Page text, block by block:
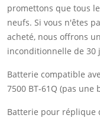
promettons que tous
neufs. Si vous n'êtes
acheté, nous offrons
inconditionnelle de 30
Batterie compatible
7500 BT-61Q (pas une
Batterie pour réplique